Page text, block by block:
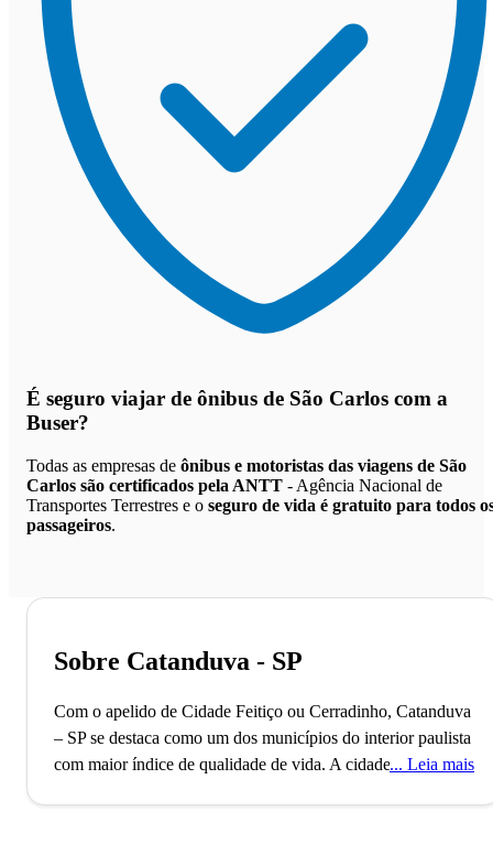
É seguro viajar de ônibus de São Carlos com a
Buser?
Todas as empresas de ônibus e motoristas das viagens de São
Carlos são certificados pela ANTT - Agência Nacional de
Transportes Terrestres e o seguro de vida é gratuito para todos
passageiros.
Sobre Catanduva - SP
Com o apelido de Cidade Feitiço ou Cerradinho, Catanduva
– SP se destaca como um dos municípios do interior paulista
com maior índice de qualidade de vida. A cidade deLeia mais